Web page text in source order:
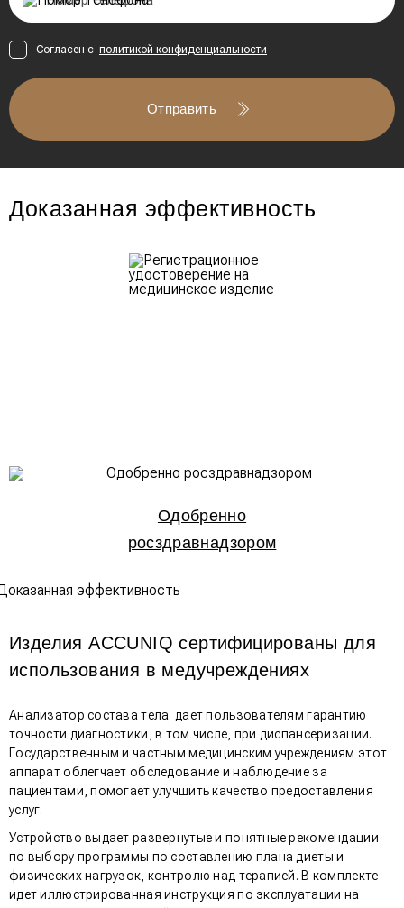
Отправить
Согласен с политикой конфиденциальности
Доказанная эффективность
Одобренно
росздравнадзором
Изделия ACCUNIQ сертифицированы для
использования в медучреждениях
Анализатор состава тела дает пользователям гарантию
точности диагностики, в том числе, при диспансеризации.
Государственным и частным медицинским учреждениям этот
аппарат облегчает обследование и наблюдение за
пациентами, помогает улучшить качество предоставления
услуг.
Устройство выдает развернутые и понятные рекомендации
по выбору программы по составлению плана диеты и
физических нагрузок, контролю над терапией. В комплекте
идет иллюстрированная инструкция по эксплуатации на